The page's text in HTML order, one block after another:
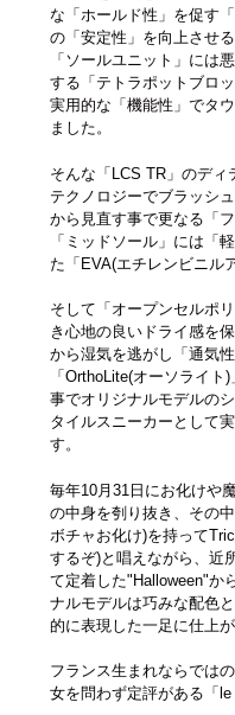
な「ホールド性」を促す
の「安定性」を向上させ
「ソールユニット」には
する「テトラポットブロ
実用的な「機能性」でタ
ました。
そんな「LCS TR」のデ
テクノロジーでブラッシ
から見直す事で更なる「
「ミッドソール」には「
た「EVA(エチレンビニル
そして「オープンセルポ
き心地の良いドライ感を
から湿気を逃がし「通気
「OrthoLite(オーソライ
事でオリジナルモデルの
タイルスニーカーとして
す。
毎年10月31日にお化けや
の中身を刳り抜き、その
ボチャお化け)を持って
するぞ)と唱えながら、近
て定着した"Halloween"か
ナルモデルは巧みな配色
的に表現した一足に仕上が
フランス生まれならでは
女を問わず定評がある「le